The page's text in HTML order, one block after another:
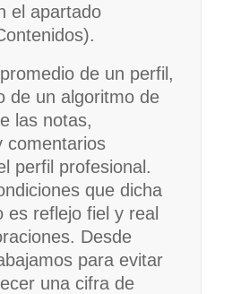
el apartado
de un perfil,
de un algoritmo de
las notas,
comentarios
perfil profesional.
que dicha
es reflejo fiel y real
Desde
para evitar
una cifra de